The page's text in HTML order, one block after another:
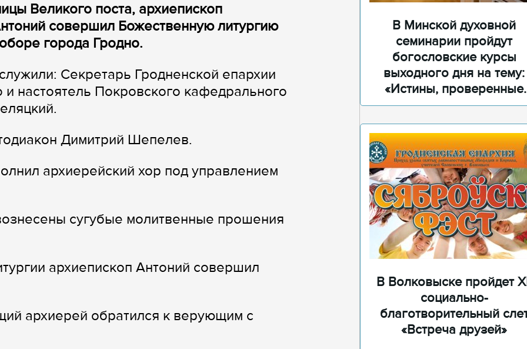
Великого поста, архиепископ
совершил Божественную литургию
города Гродно.
Секретарь Гродненской епархии
настоятель Покровского кафедрального
Димитрий Шепелев.
архиерейский хор под управлением
сугубые молитвенные прошения
архиепископ Антоний совершил
архиерей обратился к верующим с
В Минской духовной
семинарии пройдут
богословские курсы
выходного дня на тему:
«Истины, проверенные
временем»
В Волковыске пройдет
социально-
благотворительный
«Встреча друзей»